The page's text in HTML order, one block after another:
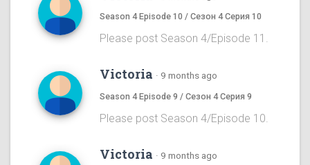
Season 4 Episode 10 / Сезон 4 Серия 10
Please post Season 4/Episode 11.
Victoria · 9 months ago
Season 4 Episode 9 / Сезон 4 Серия 9
Please post Season 4/Episode 10.
Victoria · 9 months ago